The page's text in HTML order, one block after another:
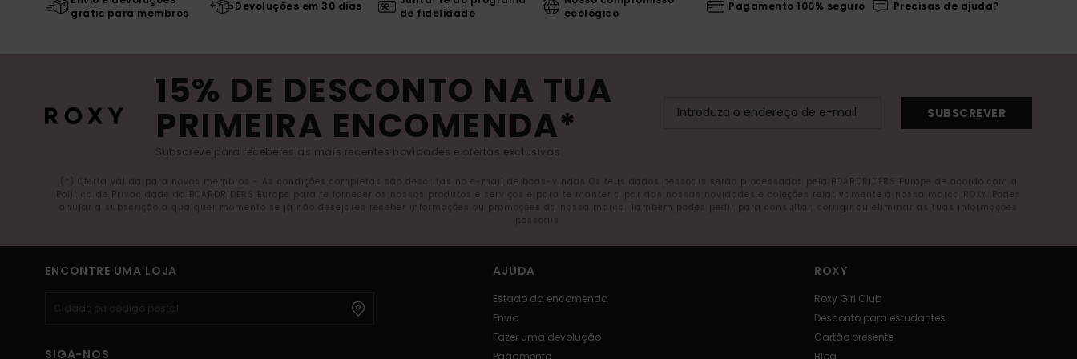
grátis para membros
Devoluções em 30 dias
de fidelidade
ecológico
Pagamento 100% seguro Precisas de ajuda?
15% DE DESCONTO NA TUA
PRIMEIRA ENCOMENDA*
Subscreve para receberes as mais recentes novidades e ofertas exclusivas.
SUBSCREVER
(*) Oferta válida para novos membros - As condições completas são descritas no e-mail de boas-vindas Os teus dados pessoais serão processados pela BOARDRIDERS Europe de acordo com a
Política de Privacidade da BOARDRIDERS Europe para te fornecer os nossos produtos e serviços e para te manter a par das nossas novidades e coleções relativamente à nossa marca ROXY. Podes
anular a subscrição a qualquer momento se já não desejares receber informações ou promoções da nossa marca. Também podes pedir para consultar, corrigir ou eliminar as tuas informações
pessoais.
ENCONTRE UMA LOJA
SIGA-NOS
AJUDA
Estado da encomenda
Envio
Fazer uma devolução
Pagamento
ROXY
Roxy Girl Club
Desconto para estudantes
Cartão presente
Blog